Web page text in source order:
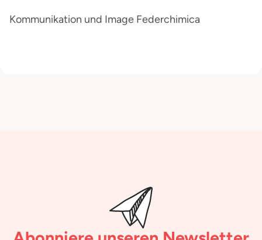
Kommunikation und Image Federchimica